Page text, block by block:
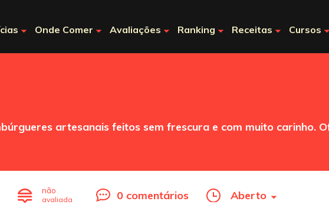
Onde Comer Avaliações Ranking Receitas Cursos
artesanais feitos sem frescura e com muito carinho.
não
avaliada 0 comentários Aberto